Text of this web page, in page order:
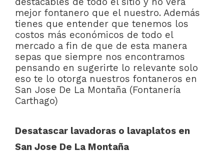
mejor fontanero que el nuestro. Además
tienes que entender que tenemos los
costos más económicos de todo el
mercado a fin de que de esta manera
sepas que siempre nos encontramos
pensando en sugerirte lo relevante solo
eso te lo otorga nuestros fontaneros en
San Jose De La Montaña (Fontanería
Carthago)
Desatascar lavadoras o lavaplatos en
San Jose De La Montaña